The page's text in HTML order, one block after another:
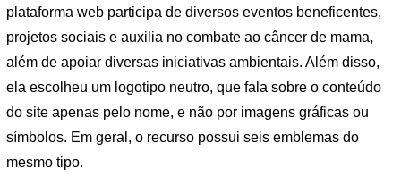
plataforma web participa de diversos eventos beneficentes,
projetos sociais e auxilia no combate ao câncer de mama,
além de apoiar diversas iniciativas ambientais. Além disso,
ela escolheu um logotipo neutro, que fala sobre o conteúdo
do site apenas pelo nome, e não por imagens gráficas ou
símbolos. Em geral, o recurso possui seis emblemas do
mesmo tipo.